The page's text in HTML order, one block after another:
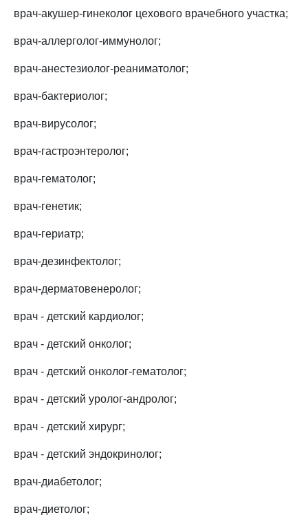
врач-акушер-гинеколог цехового врачебного участка;
врач-аллерголог-иммунолог;
врач-анестезиолог-реаниматолог;
врач-бактериолог;
врач-вирусолог;
врач-гастроэнтеролог;
врач-гематолог;
врач-генетик;
врач-гериатр;
врач-дезинфектолог;
врач-дерматовенеролог;
врач - детский кардиолог;
врач - детский онколог;
врач - детский онколог-гематолог;
врач - детский уролог-андролог;
врач - детский хирург;
врач - детский эндокринолог;
врач-диабетолог;
врач-диетолог;